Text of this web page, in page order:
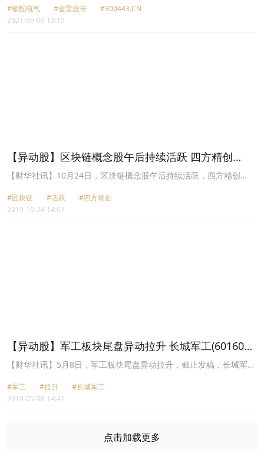
(300376.CN)跌7.69%报9.73元，禾望电气(603063.CN)跌5.71%报
21.78元，宏力达(688330.CN)跌5.64%报86.34元，宝光股份
#输配电气 #金雷股份
#300443.CN
2021-09-09 13:15
【异动股】区块链概念股午后持续活跃 四方精创
(300468-CN)涨停
【财华社讯】10月24日，区块链概念股午后持续活跃，四方精创
CN)、红相股份(300427-CN)涨停，科达股份(600986-CN)、恒宝股份
(002104-CN)涨逾6%，飞天诚信(300386-CN)等跟涨超3%。消息
#区块链 #活跃
#四方精创
2019-10-24 14:07
【异动股】军工板块尾盘异动拉升 长城军工(601606-
CN)等直线涨停
【财华社讯】5月8日，军工板块尾盘异动拉升，截止发稿，长城军工
线封涨停板，亚星锚链(601890-CN)、天海防务(300008-CN)大涨逾
6%，中兵红箭(000519-CN)、天和防务(300397-CN)、中船科技
6.4%，其中核心业务同比增长11.1%，利润总额同比增长8.3%;中船
#军工 #拉升
#长城军工
2019-05-08 14:41
点击加载更多